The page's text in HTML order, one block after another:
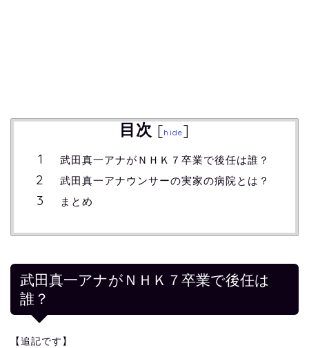
目次 [hide]
武田真一アナがＮＨＫ７卒業で後任は誰？
武田真一アナウンサーの実家の病院とは？
まとめ
武田真一アナがＮＨＫ７卒業で後任は
誰？
【追記です】